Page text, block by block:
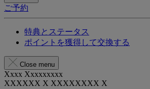
ご予約
特典とステータス
ポイントを獲得して交換する
Close menu
Xxxx Xxxxxxxxx
XXXXXX X XXXXXXXX X